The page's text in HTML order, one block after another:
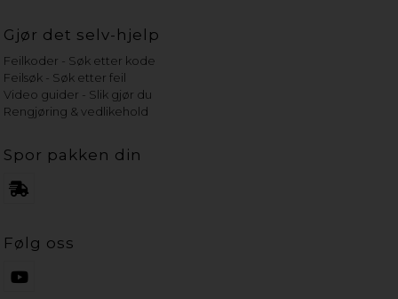
Gjør det selv-hjelp
Feilkoder - Søk etter kode
Feilsøk - Søk etter feil
Video guider - Slik gjør du
Rengjøring & vedlikehold
Spor pakken din
Følg oss